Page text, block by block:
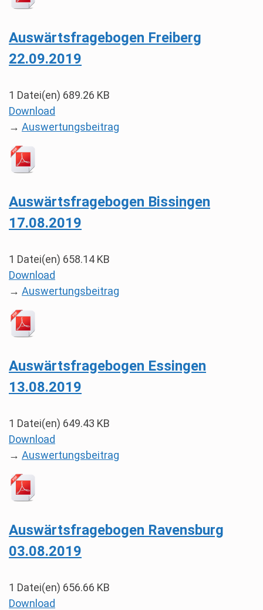
Auswärtsfragebogen Freiberg
22.09.2019
1 Datei(en) 689.26 KB
Download
→ Auswertungsbeitrag
Auswärtsfragebogen Bissingen
17.08.2019
1 Datei(en) 658.14 KB
Download
→ Auswertungsbeitrag
Auswärtsfragebogen Essingen
13.08.2019
1 Datei(en) 649.43 KB
Download
→ Auswertungsbeitrag
Auswärtsfragebogen Ravensburg
03.08.2019
1 Datei(en) 656.66 KB
Download